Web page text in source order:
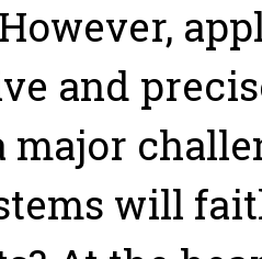
and
major
will